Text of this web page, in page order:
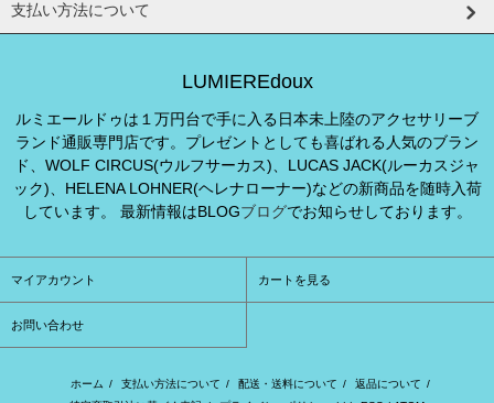
支払い方法について
LUMIEREdoux
ルミエールドゥは１万円台で手に入る日本未上陸のアクセサリーブ
ランド通販専門店です。プレゼントとしても喜ばれる人気のブラン
ド、WOLF CIRCUS(ウルフサーカス)、LUCAS JACK(ルーカスジャ
ック)、HELENA LOHNER(ヘレナローナー)などの新商品を随時入荷
しています。 最新情報はBLOGブログでお知らせしております。
マイアカウント カートを見る
お問い合わせ
ホーム / 支払い方法について / 配送・送料について / 返品について /